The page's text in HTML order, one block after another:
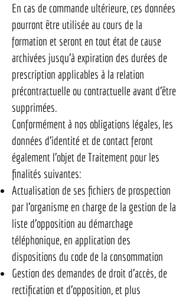
En cas de commande ultérieure, ces données
pourront être utilisée au cours de la
formation et seront en tout état de cause
archivées jusqu’à expiration des durées de
prescription applicables à la relation
précontractuelle ou contractuelle avant d’être
supprimées.
Conformément à nos obligations légales, les
données d’identité et de contact feront
également l’objet de Traitement pour les
finalités suivantes:
Actualisation de ses fichiers de prospection
par l’organisme en charge de la gestion de la
liste d’opposition au démarchage
téléphonique, en application des
dispositions du code de la consommation
Gestion des demandes de droit d’accès, de
rectification et d’opposition, et plus